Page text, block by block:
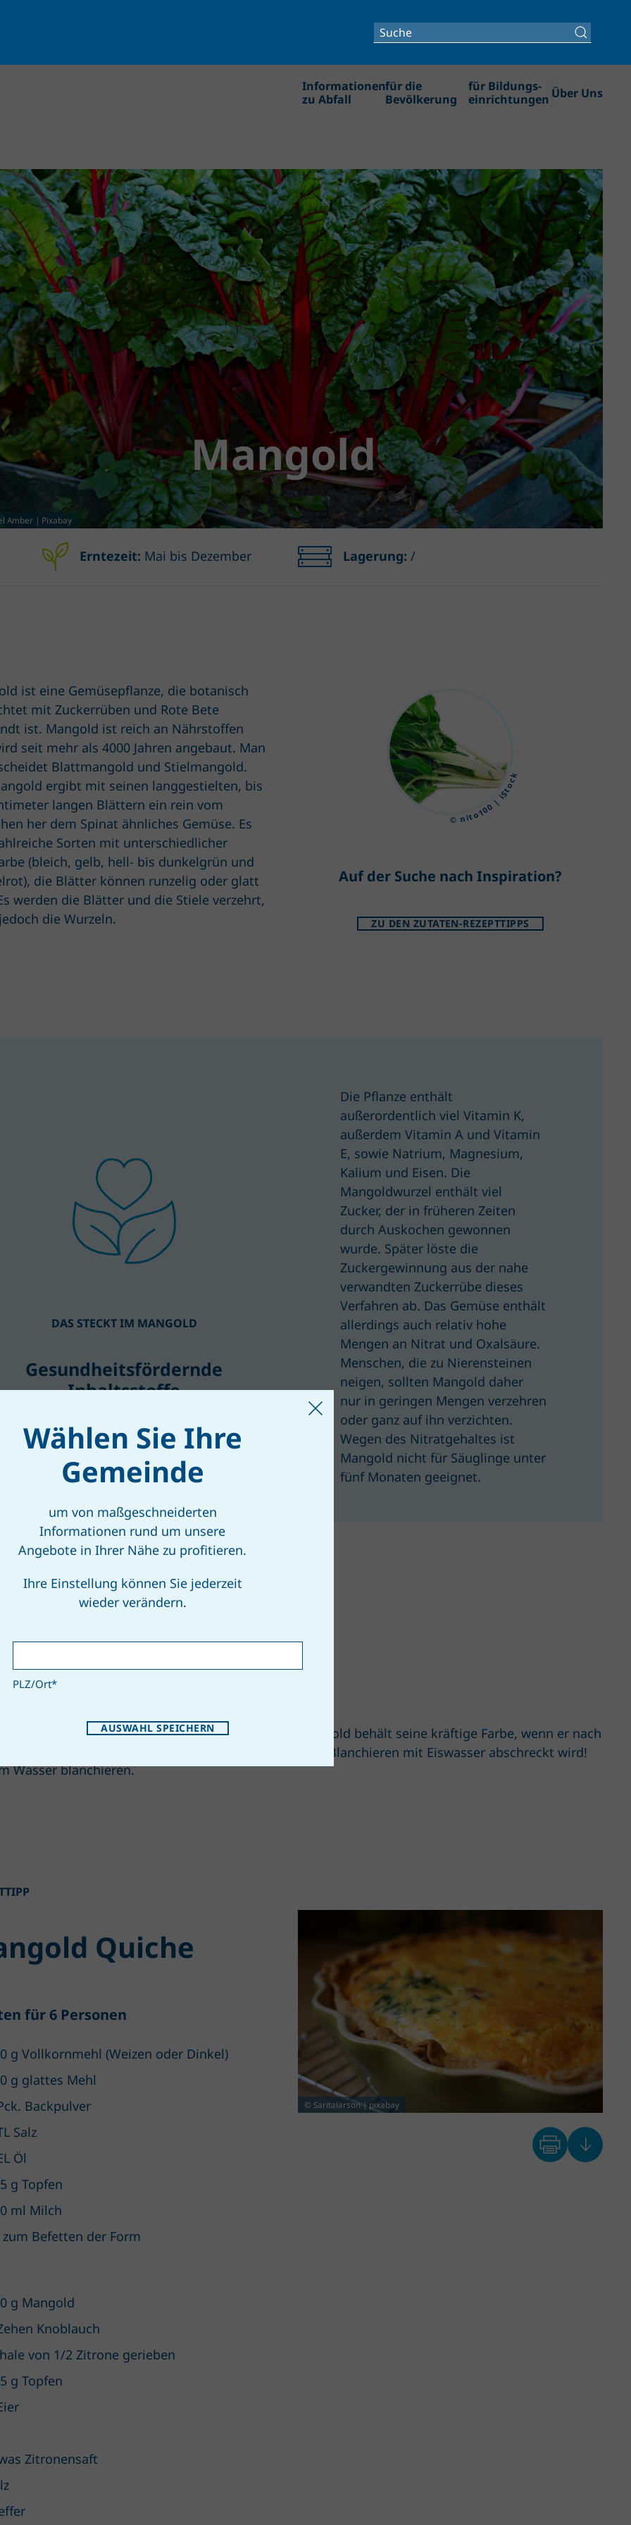
Informationen
zu Abfall
für die
Bevölkerung
für Bildungs­­
einrichtungen Über Uns
Amber | Pixabay
Mangold
Erntezeit: Mai bis Dezember Lagerung: /
ist eine Gemüsepflanze, die botanisch
mit Zuckerrüben und Rote Bete
ist. Mangold ist reich an Nährstoffen
seit mehr als 4000 Jahren angebaut. Man
Blattmangold und Stielmangold.
ergibt mit seinen langgestielten, bis
langen Blättern ein rein vom
her dem Spinat ähnliches Gemüse. Es
Sorten mit unterschiedlicher
(bleich, gelb, hell- bis dunkelgrün und
die Blätter können runzelig oder glatt
werden die Blätter und die Stiele verzehrt,
die Wurzeln.
© nito100 | iStock
Auf der Suche nach Inspiration?
ZU DEN ZUTATEN-REZEPTTIPPS
DAS STECKT IM MANGOLD
Gesundheitsfördernde
Inhaltsstoffe
Die Pflanze enthält
außerordentlich viel Vitamin K,
außerdem Vitamin A und Vitamin
E, sowie Natrium, Magnesium,
Kalium und Eisen. Die
Mangoldwurzel enthält viel
Zucker, der in früheren Zeiten
durch Auskochen gewonnen
wurde. Später löste die
Zuckergewinnung aus der nahe
verwandten Zuckerrübe dieses
Verfahren ab. Das Gemüse enthält
allerdings auch relativ hohe
Mengen an Nitrat und Oxalsäure.
Menschen, die zu Nierensteinen
neigen, sollten Mangold daher
nur in geringen Mengen verzehren
oder ganz auf ihn verzichten.
Wegen des Nitratgehaltes ist
Mangold nicht für Säuglinge unter
fünf Monaten geeignet.
Lagerung
Tuch gewickelt ist Mangold im
ca. drei Tage haltbar. Mangold eignet
zum Einfrieren. Dazu vorher kurz in
Wasser blanchieren.
Mangold behält seine kräftige Farbe, wenn er nach
dem Blanchieren mit Eiswasser abschreckt wird!
Quiche
für 6 Personen
g Vollkornmehl (Weizen oder Dinkel)
g glattes Mehl
Backpulver
Salz
Öl
g Topfen
ml Milch
zum Befetten der Form
g Mangold
Knoblauch
von 1/2 Zitrone gerieben
g Topfen
Zitronensaft
© Saritalarson | pixabay
Wählen Sie Ihre
Gemeinde
um von maßgeschneiderten
Informationen rund um unsere
Angebote in Ihrer Nähe zu profitieren.
Ihre Einstellung können Sie jederzeit
wieder verändern.
PLZ/Ort*
AUSWAHL SPEICHERN